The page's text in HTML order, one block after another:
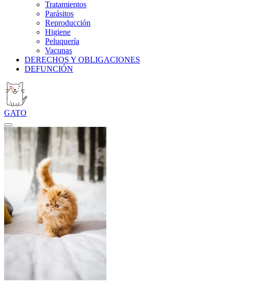
Tratamientos
Parásitos
Reproducción
Higiene
Peluquería
Vacunas
DERECHOS Y OBLIGACIONES
DEFUNCIÓN
GATO